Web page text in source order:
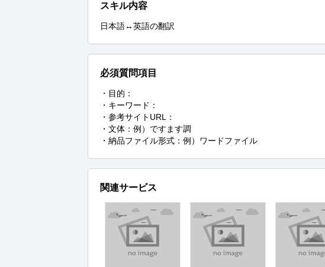
スキル内容
日本語↔英語の翻訳
必須質問項目
・目的：
・キーワード：
・参考サイトURL：
・文体：例）ですます調
・納品ファイル形式：例）ワードファイル
関連サービス